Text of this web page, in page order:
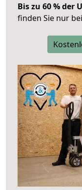
Bis zu 60 % der
finden Sie nur